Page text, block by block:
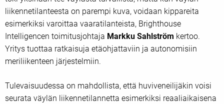
liikennetilanteesta on parempi kuva, voidaan kippareita
esimerkiksi varoittaa vaaratilanteista, Brighthouse
Intelligencen toimitusjohtaja Markku Sahlström kertoo.
Yritys tuottaa ratkaisuja etäohjattaviin ja autonomisiin
meriliikenteen järjestelmiin.
Tulevaisuudessa on mahdollista, että huviveneilijäkin voisi
seurata väylän liikennetilannetta esimerkiksi reaaliaikaisena